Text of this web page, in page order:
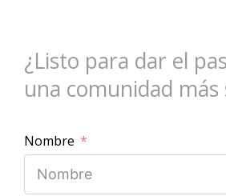
¿Listo para dar el
una comunidad más
Nombre